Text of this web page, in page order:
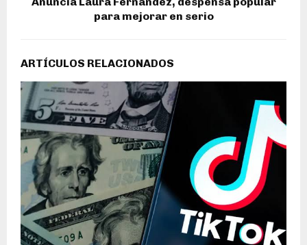
para mejorar en serio
ARTÍCULOS RELACIONADOS